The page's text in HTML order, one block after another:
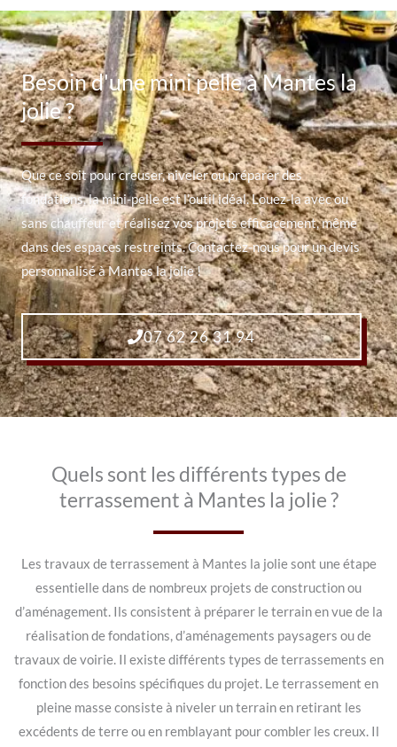
Besoin d'une mini pelle à Mantes la
jolie ?
Que ce soit pour creuser, niveler ou préparer des
fondations, la mini-pelle est l’outil idéal. Louez-la avec ou
sans chauffeur et réalisez vos projets efficacement, même
dans des espaces restreints. Contactez-nous pour un devis
personnalisé à Mantes la jolie !
07 62 26 31 94
Quels sont les différents types de
terrassement à Mantes la jolie ?
Les travaux de terrassement à Mantes la jolie sont une étape
essentielle dans de nombreux projets de construction ou
d’aménagement. Ils consistent à préparer le terrain en vue de la
réalisation de fondations, d’aménagements paysagers ou de
travaux de voirie. Il existe différents types de terrassements en
fonction des besoins spécifiques du projet. Le terrassement en
pleine masse consiste à niveler un terrain en retirant les
excédents de terre ou en remblayant pour combler les creux. Il